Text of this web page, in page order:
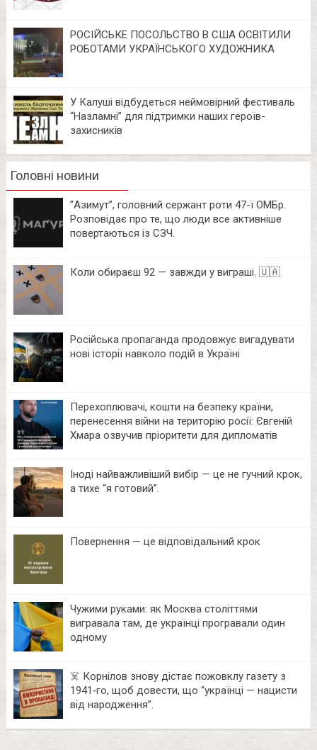
РОСІЙСЬКЕ ПОСОЛЬСТВО В США ОСВІТИЛИ
РОБОТАМИ УКРАЇНСЬКОГО ХУДОЖНИКА
У Калуші відбудеться неймовірний фестиваль
“Назламні” для підтримки наших героїв-
захисників
Головні новини
⁨”Азимут”, головний сержант роти 47-ї ОМБр.
Розповідає про те, що люди все активніше
повертаються із СЗЧ.
Коли обираєш 92 — завжди у виграші. 🇺🇦
Російська пропаганда продовжує вигадувати
нові історії навколо подій в Україні
Перехоплювачі, кошти на безпеку країни,
перенесення війни на територію росії: Євгеній
Хмара озвучив пріоритети для дипломатів
Іноді найважливіший вибір — це не гучний крок,
а тихе “я готовий”.
Повернення — це відповідальний крок
Чужими руками: як Москва століттями
вигравала там, де українці програвали один
одному
☠️ Корнілов знову дістає пожовклу газету з
1941‑го, щоб довести, що “українці — нацисти
від народження”.